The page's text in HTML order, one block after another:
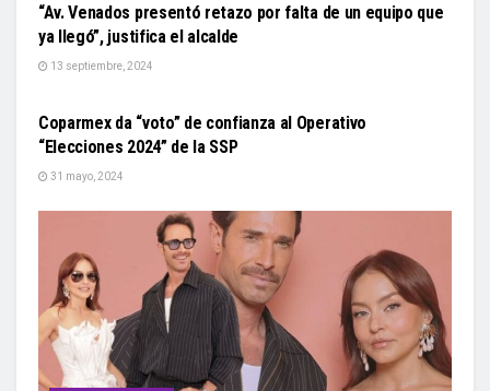
“Av. Venados presentó retazo por falta de un equipo que
ya llegó”, justifica el alcalde
13 septiembre, 2024
Coparmex da “voto” de confianza al Operativo
“Elecciones 2024” de la SSP
31 mayo, 2024